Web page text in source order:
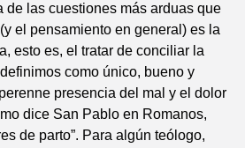
de las cuestiones más arduas que
el pensamiento en general) es la
esto es, el tratar de conciliar la
como único, bueno y
presencia del mal y el dolor
dice San Pablo en Romanos,
de parto”. Para algún teólogo,